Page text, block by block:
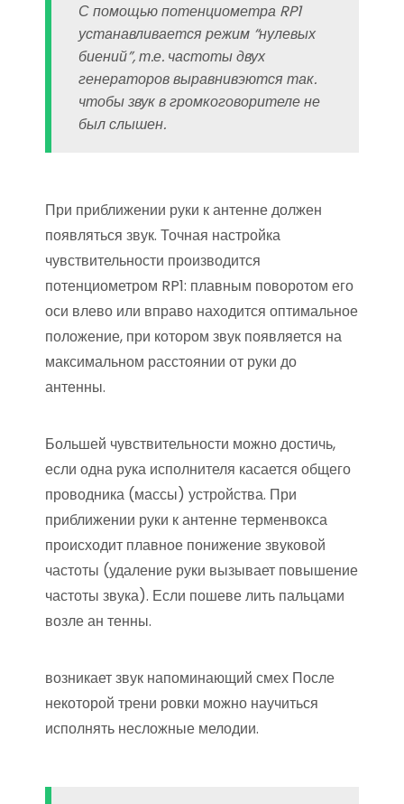
С помощью потенциометра RP1
устанавливается режим “нулевых
биений”, т.е. частоты двух
генераторов выравнивэются так.
чтобы звук в громкоговорителе не
был слышен.
При приближении руки к антенне должен
появляться звук. Точная настройка
чувствительности производится
потенциометром RP1: плавным поворотом его
оси влево или вправо находится оптимальное
положение, при котором звук появляется на
максимальном расстоянии от руки до
антенны.
Большей чувствительности можно достичь,
если одна рука исполнителя касается общего
проводника (массы) устройства. При
приближении руки к антенне терменвокса
происходит плавное понижение звуковой
частоты (удаление руки вызывает повышение
частоты звука). Если пошеве лить пальцами
возле ан тенны.
возникает звук напоминающий смех После
некоторой трени ровки можно научиться
исполнять несложные мелодии.